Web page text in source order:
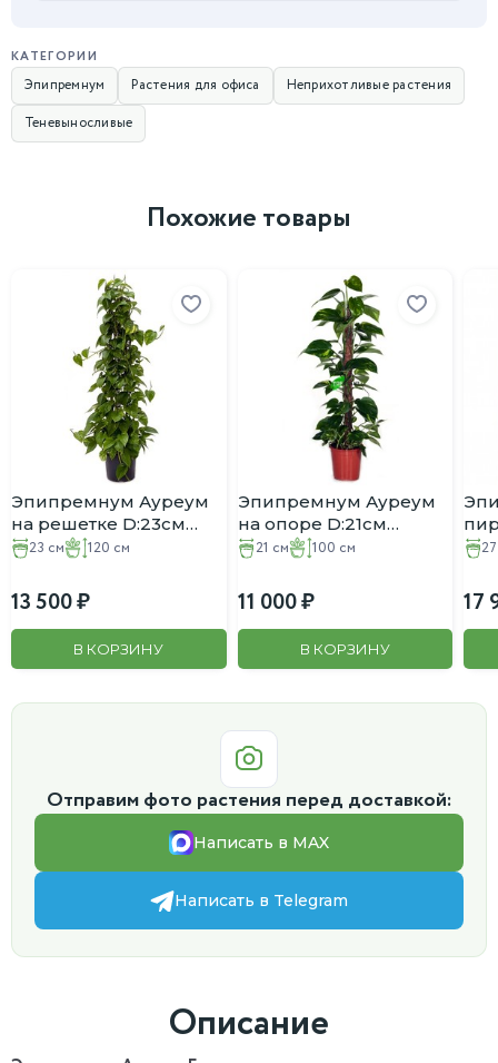
КАТЕГОРИИ
Эпипремнум Растения для офиса
Неприхотливые растения
Теневыносливые
Похожие товары
Эпипремнум Ауреум
на решетке D:23см
H:120см
23 см 120 см
13 500
В КОРЗИНУ
Эпипремнум Ауреум
на опоре D:21см
H:100см
21 см 100 см
11 000
В КОРЗИНУ
17
Отправим фото растения перед доставкой:
Написать в MAX
Написать в Telegram
Описание